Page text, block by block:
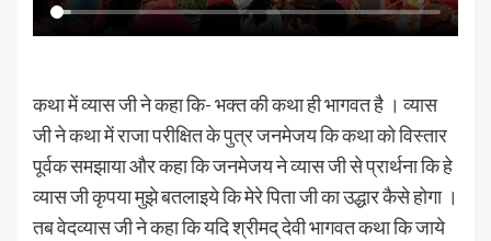
कथा में व्यास जी ने कहा कि- भक्त की कथा ही भागवत‌ है । व्यास
जी ने कथा में राजा परीक्षित के पुत्र जनमेजय कि कथा को विस्तार
पूर्वक समझाया और कहा कि जनमेजय ने व्यास जी से प्रार्थना कि हे
व्यास जी कृपया मुझे बतलाइये कि मेरे पिता जी का उद्धार कैसे होगा ।
तब वेदव्यास जी ने कहा कि यदि श्रीमद् देवी भागवत कथा कि जाये